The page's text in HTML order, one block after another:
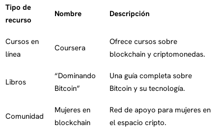
Tipo de
recurso
Nombre Descripción
Cursos en
línea
Coursera
Ofrece cursos sobre
blockchain y criptomonedas.
Libros
“Dominando
Bitcoin”
Una guía completa sobre
Bitcoin y su tecnología.
Comunidad
Mujeres en
blockchain
Red de apoyo para mujeres en
el espacio cripto.